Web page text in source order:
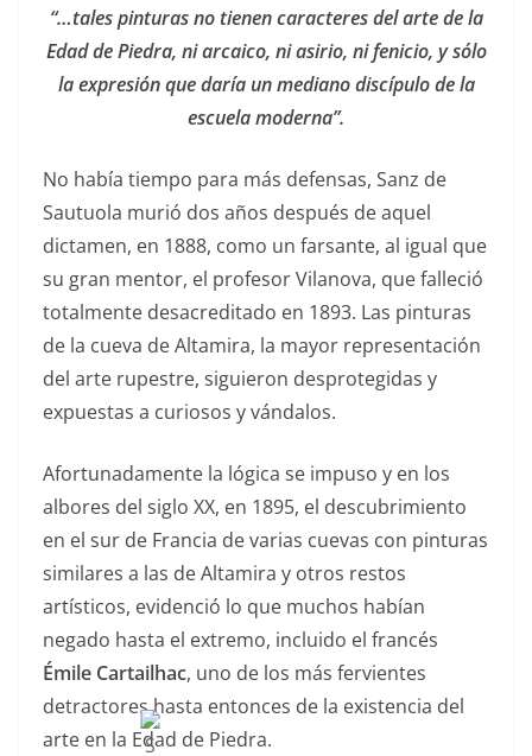
“…tales pinturas no tienen caracteres del arte de la
Edad de Piedra, ni arcaico, ni asirio, ni fenicio, y sólo
la expresión que daría un mediano discípulo de la
escuela moderna”.
No había tiempo para más defensas, Sanz de
Sautuola murió dos años después de aquel
dictamen, en 1888, como un farsante, al igual que
su gran mentor, el profesor Vilanova, que falleció
totalmente desacreditado en 1893. Las pinturas
de la cueva de Altamira, la mayor representación
del arte rupestre, siguieron desprotegidas y
expuestas a curiosos y vándalos.
Afortunadamente la lógica se impuso y en los
albores del siglo XX, en 1895, el descubrimiento
en el sur de Francia de varias cuevas con pinturas
similares a las de Altamira y otros restos
artísticos, evidenció lo que muchos habían
negado hasta el extremo, incluido el francés
Émile Cartailhac, uno de los más fervientes
detractores hasta entonces de la existencia del
arte en la Edad de Piedra.